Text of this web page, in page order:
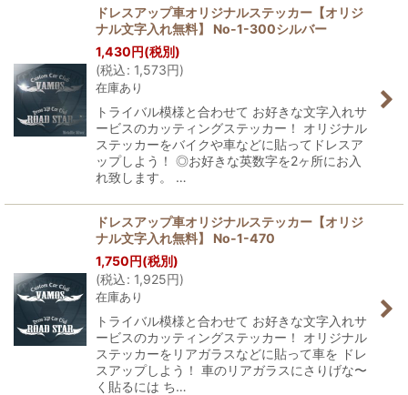
ドレスアップ車オリジナルステッカー【オリジ
ナル文字入れ無料】 No-1-300シルバー
1,430円(税別)
(税込: 1,573円)
在庫あり
トライバル模様と合わせて お好きな文字入れサ
ービスのカッティングステッカー！ オリジナル
ステッカーをバイクや車などに貼ってドレスア
ップしよう！ ◎お好きな英数字を2ヶ所にお入
れ致します。 …
ドレスアップ車オリジナルステッカー【オリジ
ナル文字入れ無料】 No-1-470
1,750円(税別)
(税込: 1,925円)
在庫あり
トライバル模様と合わせて お好きな文字入れサ
ービスのカッティングステッカー！ オリジナル
ステッカーをリアガラスなどに貼って車を ドレ
スアップしよう！ 車のリアガラスにさりげな〜
く貼るには ち…